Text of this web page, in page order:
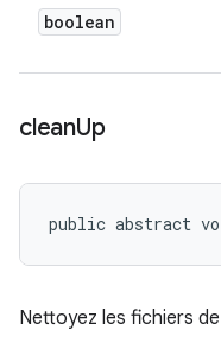
boolean
cleanUp
public abstract
Nettoyez les fichiers